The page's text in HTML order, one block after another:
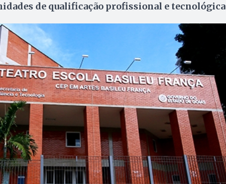
de qualificação profissional e tecnológica